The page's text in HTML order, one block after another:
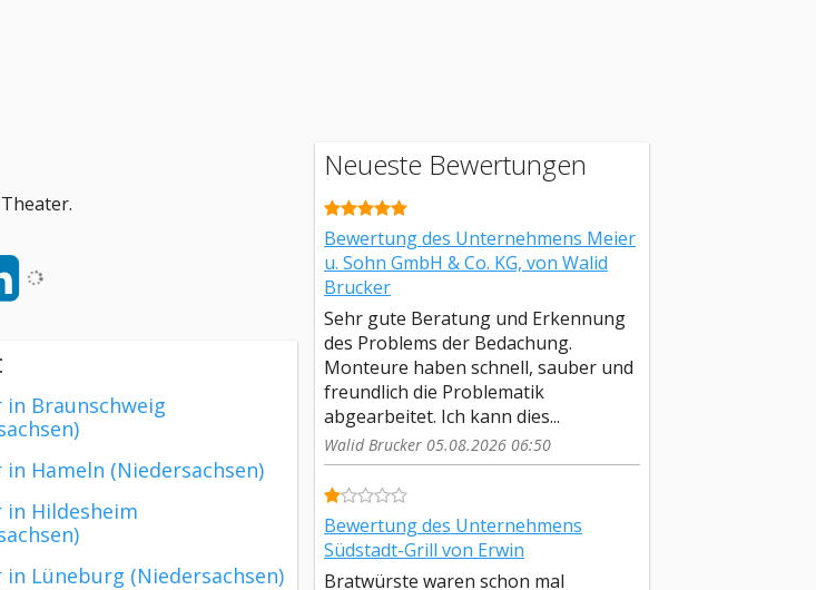
in Braunschweig
Hameln (Niedersachsen)
in Hildesheim
in Lüneburg (Niedersachsen)
Neueste Bewertungen
Bewertung des Unternehmens Meier
u. Sohn GmbH & Co. KG, von Walid
Brucker
Sehr gute Beratung und Erkennung
des Problems der Bedachung.
Monteure haben schnell, sauber und
freundlich die Problematik
abgearbeitet. Ich kann dies...
Walid Brucker 05.08.2026 06:50
Bewertung des Unternehmens
Südstadt-Grill von Erwin
Bratwürste waren schon mal